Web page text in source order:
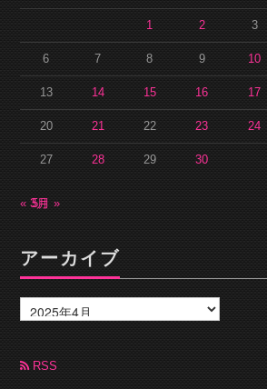
1 2 3
6 7 8 9 10
13 14 15 16 17
20 21 22 23 24
27 28 29 30
« 3月5月 »
アーカイブ
ー
カ
ブ RSS